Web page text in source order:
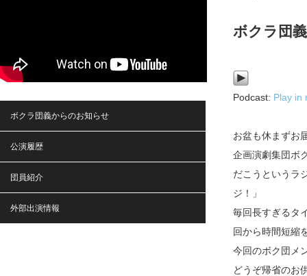
ボクラ団
Podcast: Play in
お盆も休まずお
企画演劇集団ボ
だこうというラ
ジ！」
毎回長すぎるタ
回から時間短縮
今回のボク団メ
どうぞ帰省のお
ボクラ団義からのお知らせ
公演履歴
団員紹介
外部出演情報